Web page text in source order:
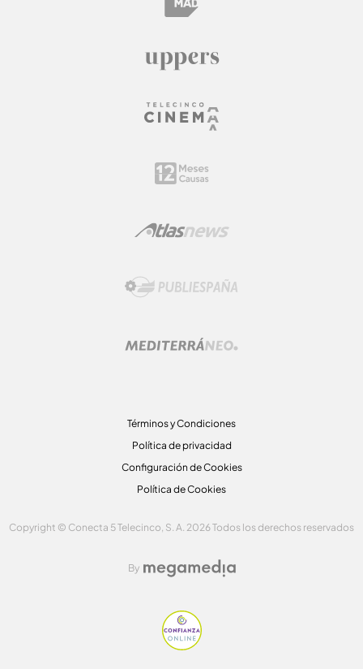
Términos y Condiciones
Política de privacidad
Configuración de Cookies
Política de Cookies
Copyright © Conecta 5 Telecinco, S. A. 2026 Todos los derechos reservados
By